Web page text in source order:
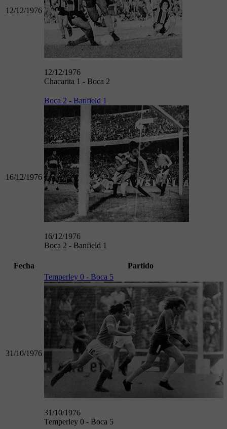
12/12/1976
12/12/1976
Chacarita 1 - Boca 2
16/12/1976
Boca 2 - Banfield 1
16/12/1976
Boca 2 - Banfield 1
Fecha Partido
31/10/1976
Temperley 0 - Boca 5
31/10/1976
Temperley 0 - Boca 5